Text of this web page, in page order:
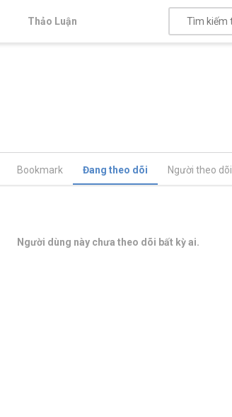
Thảo Luận
Bookmark Đang theo dõi Người theo dõi
Người dùng này chưa theo dõi bất kỳ ai.